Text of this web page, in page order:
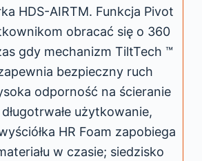
HDS-AIRTM. Funkcja Pivot
obracać się o 360
gdy mechanizm TiltTech ™
bezpieczny ruch
odporność na ścieranie
użytkowanie,
HR Foam zapobiega
w czasie; siedzisko